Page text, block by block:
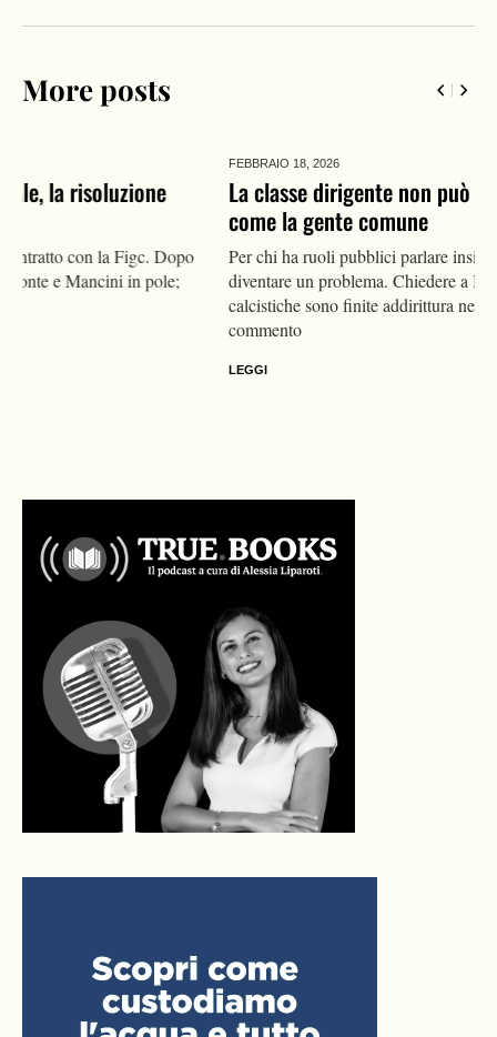
More posts
La classe dirigente non può essere tifosa di calcio
Per chi ha ruoli pubblici parlare insistentemente di calcio può
diventare un problema. Chiedere a Boeri, le cui esternazioni
calcistiche sono finite addirittura negli atti dell'inchiesta. Il